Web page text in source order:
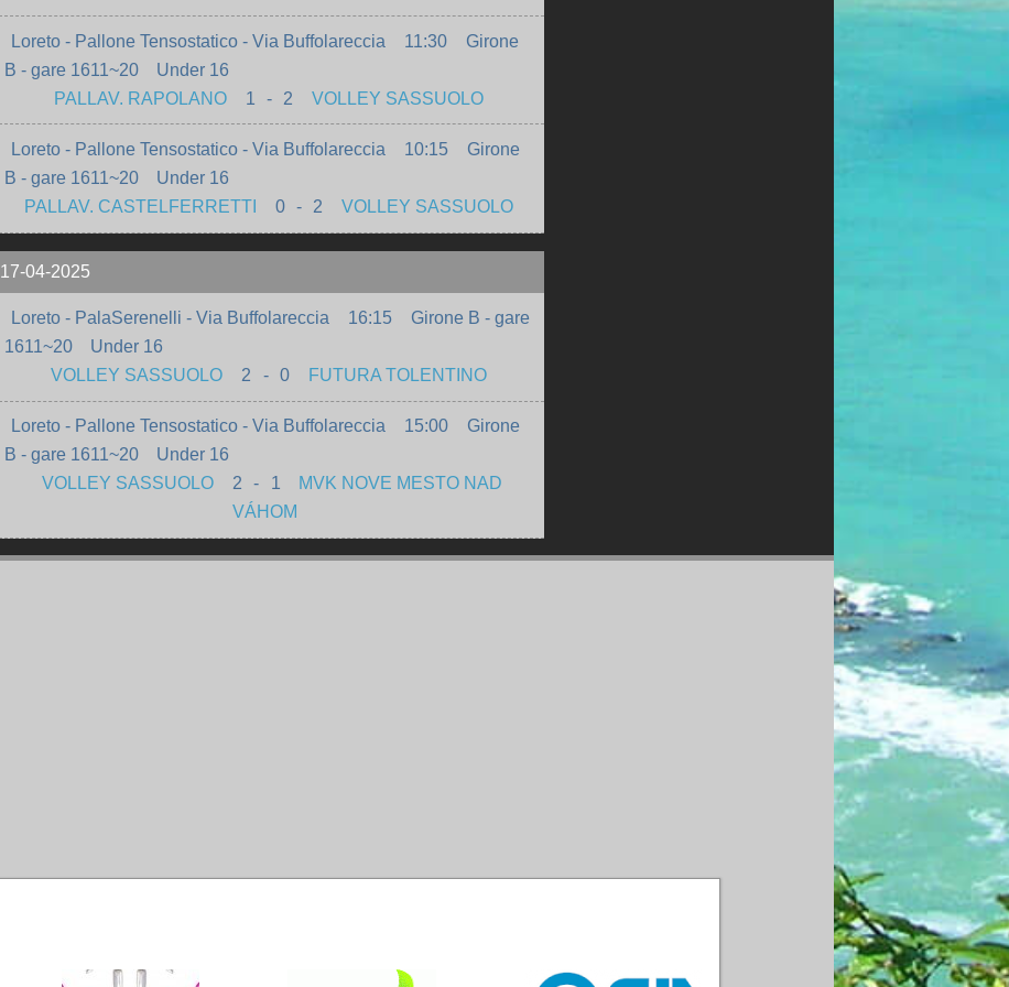
Loreto - Pallone Tensostatico - Via Buffolareccia 11:30
Girone
B - gare 1611~20
Under 16
PALLAV. RAPOLANO
1 - 2 VOLLEY SASSUOLO
Loreto - Pallone Tensostatico - Via Buffolareccia 10:15
Girone
B - gare 1611~20
Under 16
PALLAV. CASTELFERRETTI
0 - 2 VOLLEY SASSUOLO
17-04-2025
Loreto - PalaSerenelli - Via Buffolareccia 16:15
Girone B - gare
1611~20
Under 16
VOLLEY SASSUOLO
2 - 0 FUTURA TOLENTINO
Loreto - Pallone Tensostatico - Via Buffolareccia 15:00
Girone
B - gare 1611~20
Under 16
VOLLEY SASSUOLO
2 - 1
MVK NOVE MESTO NAD
VÁHOM